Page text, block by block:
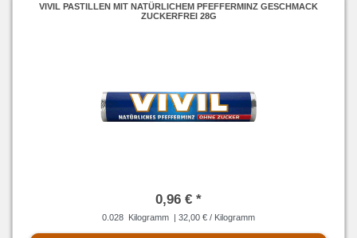
VIVIL PASTILLEN MIT NATÜRLICHEM PFEFFERMINZ GESCHMACK
ZUCKERFREI 28G
0,96 € *
0.028 Kilogramm | 32,00 € / Kilogramm